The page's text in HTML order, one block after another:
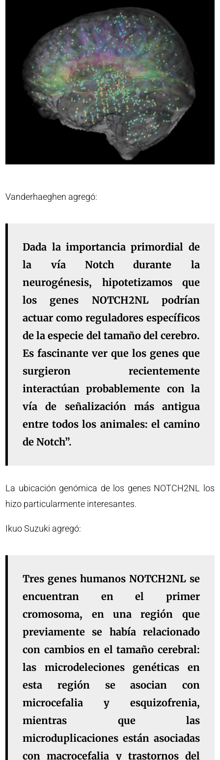
Vanderhaeghen agregó:
Dada la importancia primordial de
la vía Notch durante la
neurogénesis, hipotetizamos que
los genes NOTCH2NL podrían
actuar como reguladores específicos
de la especie del tamaño del cerebro.
Es fascinante ver que los genes que
surgieron recientemente
interactúan probablemente con la
vía de señalización más antigua
entre todos los animales: el camino
de Notch”.
La ubicación genómica de los genes NOTCH2NL los
hizo particularmente interesantes.
Ikuo Suzuki agregó:
Tres genes humanos NOTCH2NL se
encuentran en el primer
cromosoma, en una región que
previamente se había relacionado
con cambios en el tamaño cerebral:
las microdeleciones genéticas en
esta región se asocian con
microcefalia y esquizofrenia,
mientras que las
microduplicaciones están asociadas
con macrocefalia y trastornos del